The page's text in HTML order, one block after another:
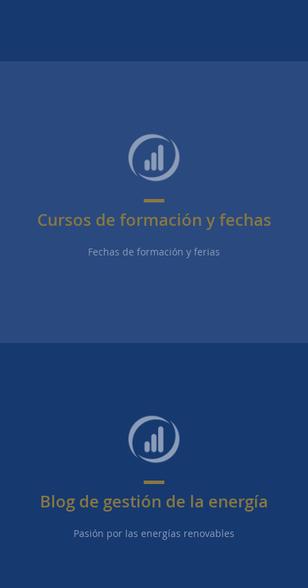
Cursos de formación y fechas
Fechas de formación y ferias
Blog de gestión de la energía
Pasión por las energías renovables